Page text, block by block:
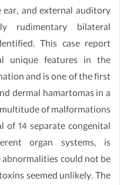
and external auditory
rudimentary bilateral
This case report
unique features in the
and is one of the first
dermal hamartomas in a
of malformations
14 separate congenital
organ systems, is
abnormalities could not be
seemed unlikely. The